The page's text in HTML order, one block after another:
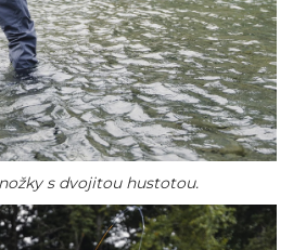
s dvojitou hustotou.